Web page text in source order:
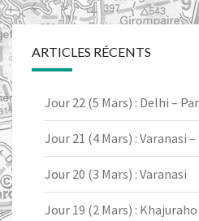
ARTICLES RÉCENTS
Jour 22 (5 Mars) : Delhi –
Jour 21 (4 Mars) : Varanasi
Jour 20 (3 Mars) : Varanasi
Jour 19 (2 Mars) :